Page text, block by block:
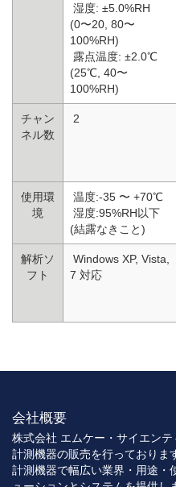
湿度: ±5.0%RH
(0〜20, 80〜
100%RH)
露点温度: ±2.0℃
(25℃, 40〜
100%RH)
チャン
ネル数
2
使用環
境
温度:-35 〜 +70℃
湿度:95%RH以下
(結露なきこと)
解析ソ
フト
Windows XP, Vista,
7 対応
会社概要
株式会社 エムケー・サイエン
計測機器の販売を行っておりま
計測機器で幅広い業界・用途・